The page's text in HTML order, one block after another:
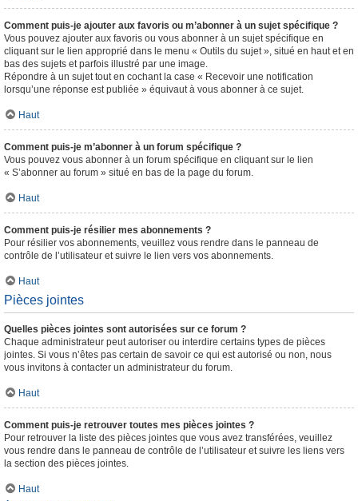
Comment puis-je ajouter aux favoris ou m’abonner à un sujet spécifique ?
Vous pouvez ajouter aux favoris ou vous abonner à un sujet spécifique en
cliquant sur le lien approprié dans le menu « Outils du sujet », situé en haut et en
bas des sujets et parfois illustré par une image.
Répondre à un sujet tout en cochant la case « Recevoir une notification
lorsqu’une réponse est publiée » équivaut à vous abonner à ce sujet.
Haut
Comment puis-je m’abonner à un forum spécifique ?
Vous pouvez vous abonner à un forum spécifique en cliquant sur le lien
« S’abonner au forum » situé en bas de la page du forum.
Haut
Comment puis-je résilier mes abonnements ?
Pour résilier vos abonnements, veuillez vous rendre dans le panneau de
contrôle de l’utilisateur et suivre le lien vers vos abonnements.
Haut
Pièces jointes
Quelles pièces jointes sont autorisées sur ce forum ?
Chaque administrateur peut autoriser ou interdire certains types de pièces
jointes. Si vous n’êtes pas certain de savoir ce qui est autorisé ou non, nous
vous invitons à contacter un administrateur du forum.
Haut
Comment puis-je retrouver toutes mes pièces jointes ?
Pour retrouver la liste des pièces jointes que vous avez transférées, veuillez
vous rendre dans le panneau de contrôle de l’utilisateur et suivre les liens vers
la section des pièces jointes.
Haut